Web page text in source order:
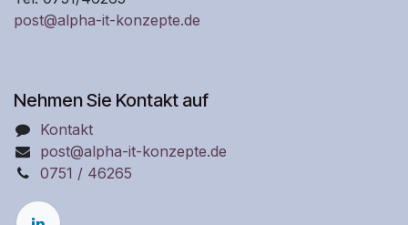
post@alpha-it-konzepte.de
Nehmen Sie Kontakt auf
Kontakt
post@alpha-it-konzepte.de
0751 / 46265